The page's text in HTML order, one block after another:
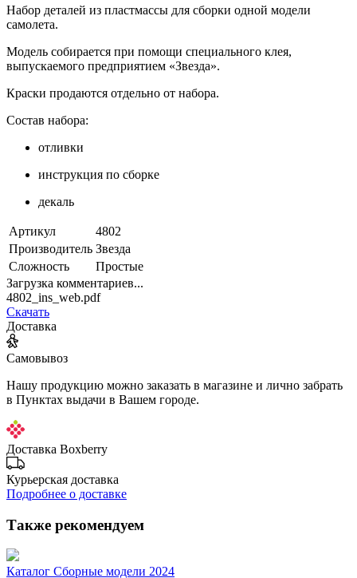
Набор деталей из пластмассы для сборки одной модели
самолета.
Модель собирается при помощи специального клея,
выпускаемого предприятием «Звезда».
Краски продаются отдельно от набора.
Состав набора:
отливки
инструкция по сборке
декаль
Артикул
4802
Производитель Звезда
Сложность
Простые
Загрузка комментариев...
4802_ins_web.pdf
Скачать
Доставка
Самовывоз
Нашу продукцию можно заказать в магазине и лично забрать
в Пунктах выдачи в Вашем городе.
Доставка Boxberry
Курьерская доставка
Подробнее о доставке
Также рекомендуем
Каталог Сборные модели 2024